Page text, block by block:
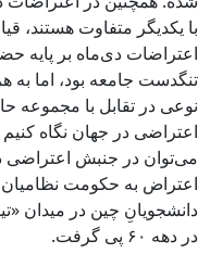
اعتراضات دی‌ماه بر پایه
تنگدست جامعه بود، اما
نوعی در تقابل با مجموعه
اعتراض به حکومت
دانشجویانِ چین در میدان
در دهه ۶۰ پی گرفت.